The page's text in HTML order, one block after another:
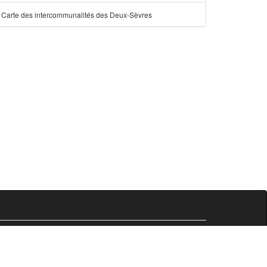
Carte des intercommunalités des Deux-Sèvres